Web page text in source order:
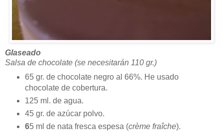
Glaseado
Salsa de chocolate (se necesitarán 110 gr.)
65 gr. de chocolate negro al 66%. He usado
chocolate de cobertura.
125 ml. de agua.
45 gr. de azúcar polvo.
65 ml de nata fresca espesa (crème fraîche).